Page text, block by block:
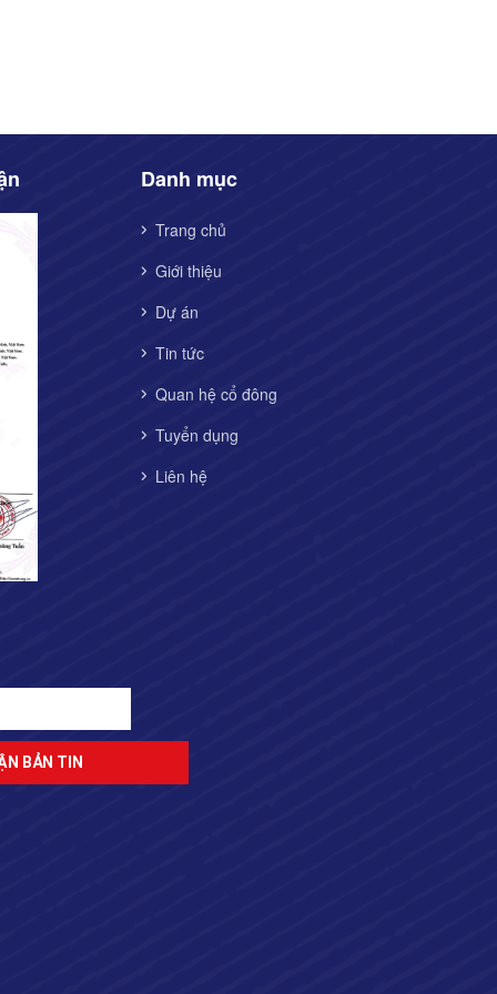
ĐĂNG KÝ NHẬN BẢN TIN
Danh mục
Trang chủ
Giới thiệu
Dự án
Tin tức
Quan hệ cổ đông
Tuyển dụng
Liên hệ